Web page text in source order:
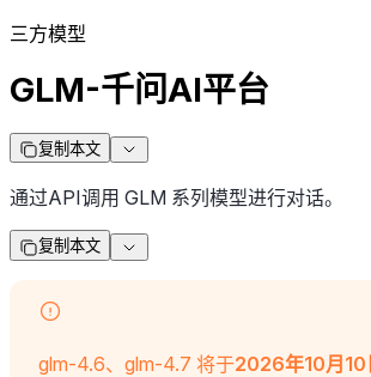
三方模型
GLM-千问AI平台
复制本文
通过API调用 GLM 系列模型进行对话。
复制本文
glm-4.6、glm-4.7 将于2026年10月10